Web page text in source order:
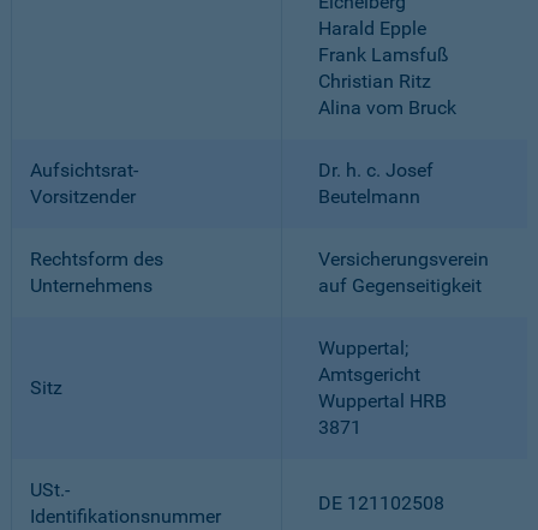
Harald Epple
Frank Lamsfuß
Christian Ritz
Alina vom Bruck
Aufsichtsrat-
Vorsitzender
Dr. h. c. Josef
Beutelmann
Rechtsform des
Unternehmens
Versicherungsverein
auf Gegenseitigkeit
Sitz
Wuppertal;
Amtsgericht
Wuppertal HRB
3871
USt.-
Identifikationsnummer
DE 121102508